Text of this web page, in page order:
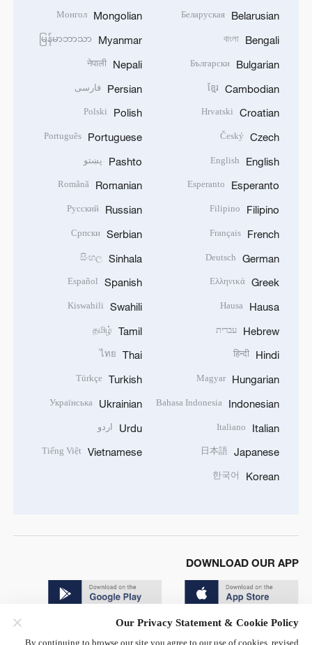
Belarusian
Беларуская
Bengali
বাংলা
Bulgarian
Български
Cambodian
ខ្មែរ
Croatian
Hrvatski
Czech
Český
English
English
Esperanto
Esperanto
Filipino
Filipino
French
Français
German
Deutsch
Greek
Ελληνικά
Hausa
Hausa
Hebrew עברית
Hindi
हिन्दी
Hungarian
Magyar
Indonesian
Bahasa Indonesia
Italian
Italiano
Japanese
日本語
Korean
한국어
Mongolian
Монгол
Myanmar
မြန်မာဘာသာ
Nepali
नेपाली
Persian فارسی
Polish
Polski
Portuguese
Português
Pashto پښتو
Romanian
Română
Russian
Русский
Serbian
Српски
Sinhala
සිංහල
Spanish
Español
Swahili
Kiswahili
Tamil
தமிழ்
Thai
ไทย
Turkish
Türkçe
Ukrainian
Українська
Urdu اردو
Vietnamese
Tiếng Việt
DOWNLOAD OUR APP
Our Privacy Statement & Cookie Policy
By continuing to browse our site you agree to our use of cookies, revised